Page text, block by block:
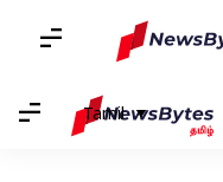
Tamil